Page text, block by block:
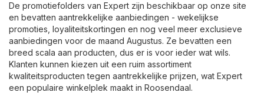
De promotiefolders van Expert zijn beschikbaar op onze site
en bevatten aantrekkelijke aanbiedingen - wekelijkse
promoties, loyaliteitskortingen en nog veel meer exclusieve
aanbiedingen voor de maand Augustus. Ze bevatten een
breed scala aan producten, dus er is voor ieder wat wils.
Klanten kunnen kiezen uit een ruim assortiment
kwaliteitsproducten tegen aantrekkelijke prijzen, wat Expert
een populaire winkelplek maakt in Roosendaal.